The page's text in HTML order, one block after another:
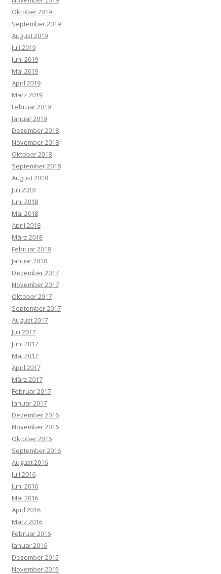
Oktober 2019
September 2019
August 2019
Juli 2019
Juni 2019
Mai 2019
April 2019
März 2019
Februar 2019
Januar 2019
Dezember 2018
November 2018
Oktober 2018
September 2018
August 2018
Juli 2018
Juni 2018
Mai 2018
April 2018
März 2018
Februar 2018
Januar 2018
Dezember 2017
November 2017
Oktober 2017
September 2017
August 2017
Juli 2017
Juni 2017
Mai 2017
April 2017
März 2017
Februar 2017
Januar 2017
Dezember 2016
November 2016
Oktober 2016
September 2016
August 2016
Juli 2016
Juni 2016
Mai 2016
April 2016
März 2016
Februar 2016
Januar 2016
Dezember 2015
November 2015